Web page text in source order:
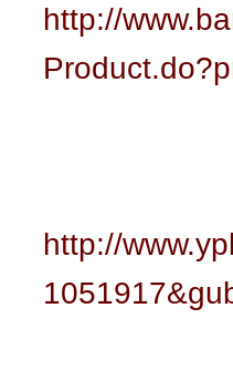
http://
http://